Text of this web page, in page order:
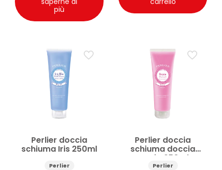
più
Perlier doccia
schiuma Iris 250ml
Perlier
Perlier doccia
schiuma doccia
Fresia 250ml
Perlier